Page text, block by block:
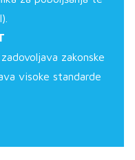
zakonske
visoke standarde